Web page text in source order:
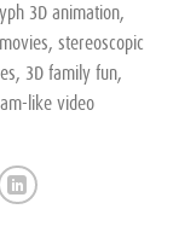
3D animation,
stereoscopic
3D family fun,
like video